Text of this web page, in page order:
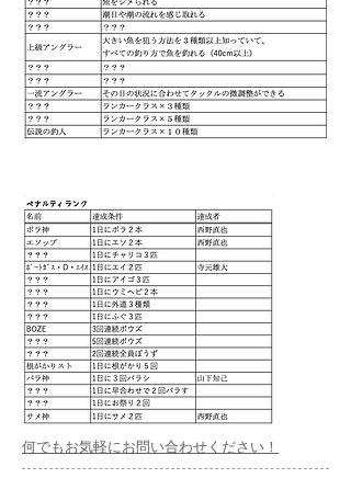
​何でもお気軽にお問い合わせください！